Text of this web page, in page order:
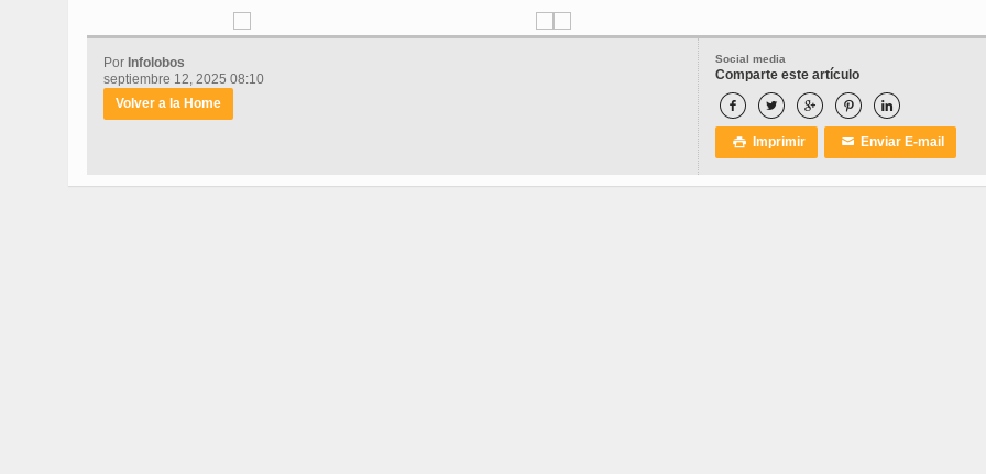
Social media
Comparte este artículo
    
 Imprimir ✉ Enviar E-mail
Por Infolobos
septiembre 12, 2025 08:10
Volver a la Home